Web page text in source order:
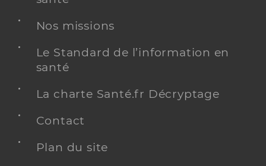
Nos missions
Le Standard de l’information en
santé
La charte Santé.fr Décryptage
Contact
Plan du site